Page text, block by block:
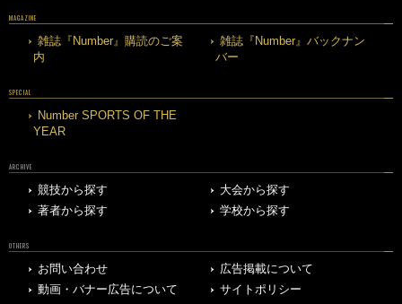
MAGAZINE
雑誌『Number』購読のご案
内
雑誌『Number』バックナン
バー
SPECIAL
Number SPORTS OF THE
YEAR
ARCHIVE
競技から探す
大会から探す
著者から探す
学校から探す
OTHERS
お問い合わせ
広告掲載について
動画・バナー広告について
サイトポリシー